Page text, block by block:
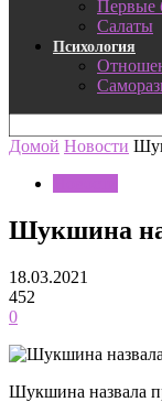
Первые
Салаты
Психология
Домой Новости
Шукшина
18.03.2021
452
0
Шукшина назвала